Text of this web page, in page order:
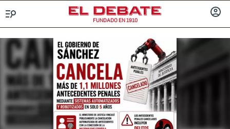
FUNDADO EN 1910